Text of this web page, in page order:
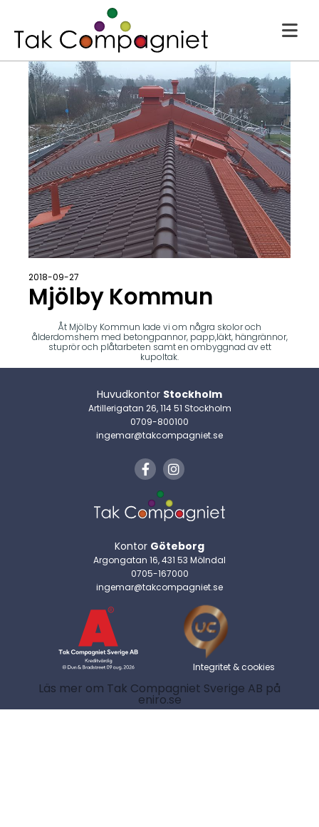
2018-09-27
Mjölby Kommun
Åt Mjölby Kommun lade vi om några skolor och
ålderdomshem med betongpannor, papp,läkt, hängrännor,
stuprör och plåtarbeten samt en ombyggnad av ett
kupoltak.
Huvudkontor Stockholm
Artillerigatan 26, 114 51 Stockholm
0709-800100
ingemar@takcompagniet.se
Kontor Göteborg
Argongatan 16, 431 53 Mölndal
0705-167000
ingemar@takcompagniet.se
Integritet & cookies
Läs mer om Tak Compagniet Sverige AB på
eniro.se